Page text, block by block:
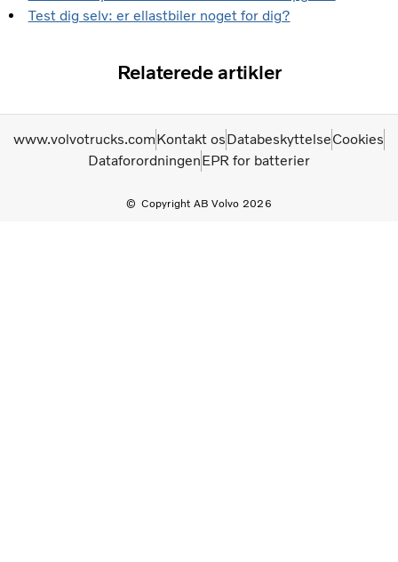
Test dig selv: er ellastbiler noget for dig?
Relaterede artikler
Copyright AB Volvo 2026
www.volvotrucks.comKontakt osDatabeskyttelseCookies
DataforordningenEPR for batterier